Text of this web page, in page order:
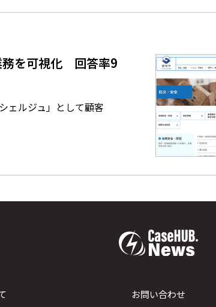
務を可視化 回答率9
ェルジュ」として顧客
お問い合わせ